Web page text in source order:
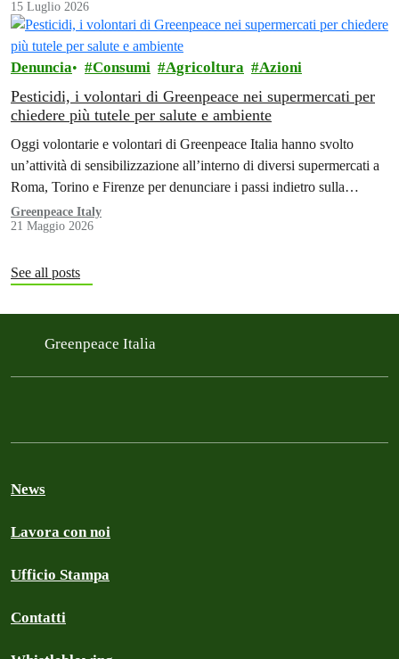
15 Luglio 2026
Denuncia Consumi Agricoltura Azioni
Pesticidi, i volontari di Greenpeace nei supermercati per
chiedere più tutele per salute e ambiente
Oggi volontarie e volontari di Greenpeace Italia hanno svolto
un’attività di sensibilizzazione all’interno di diversi supermercati a
Roma, Torino e Firenze per denunciare i passi indietro sulla
regolamentazione dei pesticidi…
Greenpeace Italy
21 Maggio 2026
See all posts
Greenpeace Italia
News
Lavora con noi
Ufficio Stampa
Contatti